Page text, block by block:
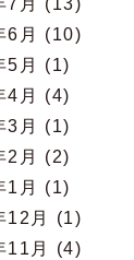
7月
(13)
6月
(10)
5月
(1)
4月
(4)
3月
(1)
2月
(2)
1月
(1)
12月
(1)
11月
(4)